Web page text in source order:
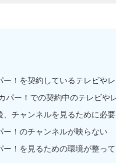
ー！を契約しているテレビや
パー！での契約中のテレビや
、チャンネルを見るために必
ー！のチャンネルが映らない
ー！を見るための環境が整っ